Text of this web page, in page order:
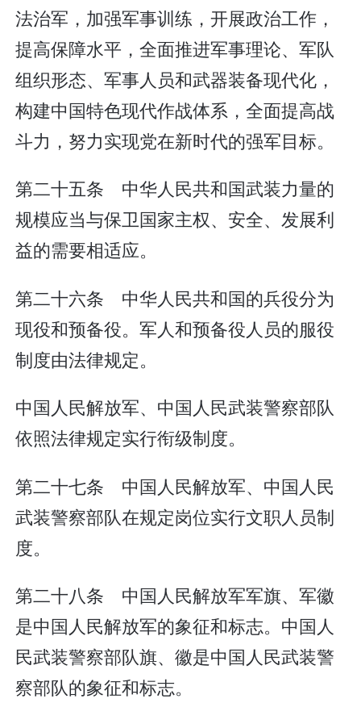
法治军，加强军事训练，开展政治工作，
提高保障水平，全面推进军事理论、军队
组织形态、军事人员和武器装备现代化，
构建中国特色现代作战体系，全面提高战
斗力，努力实现党在新时代的强军目标。
第二十五条 中华人民共和国武装力量的
规模应当与保卫国家主权、安全、发展利
益的需要相适应。
第二十六条 中华人民共和国的兵役分为
现役和预备役。军人和预备役人员的服役
制度由法律规定。
中国人民解放军、中国人民武装警察部队
依照法律规定实行衔级制度。
第二十七条 中国人民解放军、中国人民
武装警察部队在规定岗位实行文职人员制
度。
第二十八条 中国人民解放军军旗、军徽
是中国人民解放军的象征和标志。中国人
民武装警察部队旗、徽是中国人民武装警
察部队的象征和标志。